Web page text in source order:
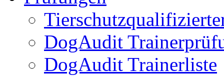
DogAudit
DogAudit Trainerliste